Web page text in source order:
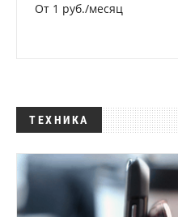
От 1 руб./месяц
ТЕХНИКА